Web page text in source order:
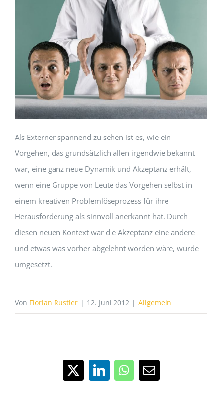
Als Externer spannend zu sehen ist es, wie ein
Vorgehen, das grundsätzlich allen irgendwie bekannt
war, eine ganz neue Dynamik und Akzeptanz erhält,
wenn eine Gruppe von Leute das Vorgehen selbst in
einem kreativen Problemlöseprozess für ihre
Herausforderung als sinnvoll anerkannt hat. Durch
diesen neuen Kontext war die Akzeptanz eine andere
und etwas was vorher abgelehnt worden wäre, wurde
umgesetzt.
Von Florian Rustler | 12. Juni 2012 | Allgemein
X LinkedInWhatsApp
E-